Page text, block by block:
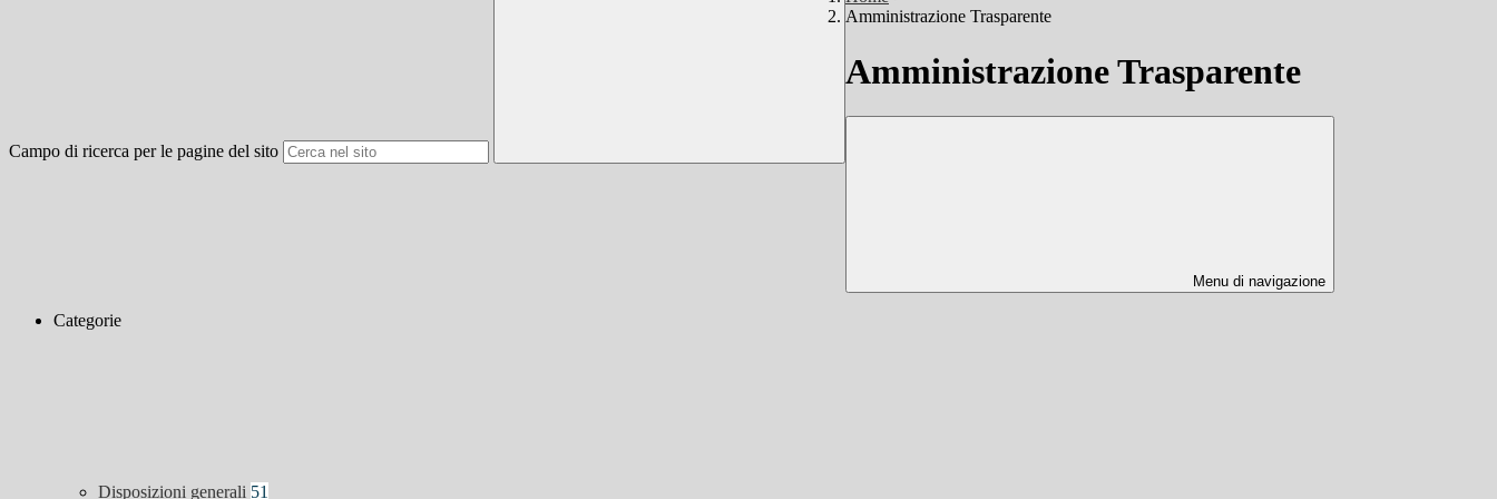
Campo di ricerca per le pagine del sito
Amministrazione Trasparente
Amministrazione Trasparente
Menu di navigazione
Categorie
Disposizioni generali 51